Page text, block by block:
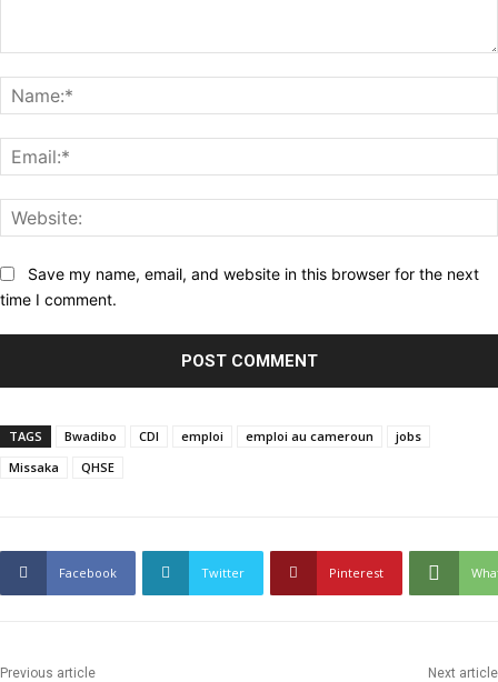
Save my name, email, and website in this browser for the next
time I comment.
TAGS Bwadibo CDI emploi emploi au cameroun
jobs
Missaka
QHSE
Facebook Twitter Pinterest
Previous article Next article